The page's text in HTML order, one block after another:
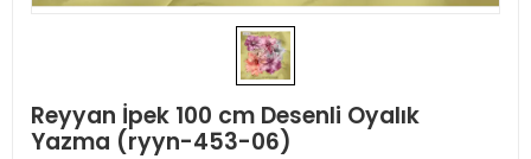
Reyyan İpek 100 cm Desenli Oyalık
Yazma (ryyn-453-06)